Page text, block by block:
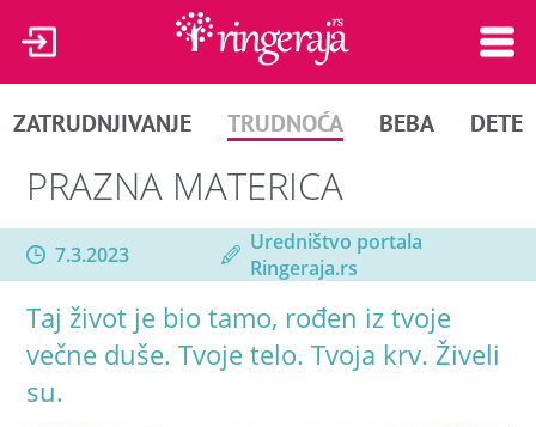
ZATRUDNJIVANJE TRUDNOĆA BEBA DETE
PRAZNA MATERICA
7.3.2023
Uredništvo portala
Ringeraja.rs
Taj život je bio tamo, rođen iz tvoje
večne duše. Tvoje telo. Tvoja krv. Živeli
su.